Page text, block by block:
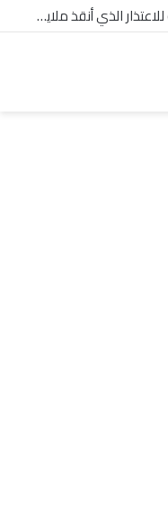
إذا أخطأنا سامحونا”.. القصة الكاملة للاعتذار الذي أنقذ ملايين “إعمار” في الساحل الشمالي